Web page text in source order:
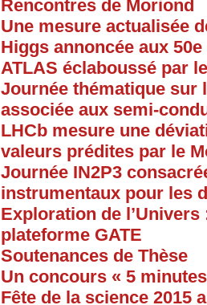
Rencontres de Moriond
Une mesure actualisée
Higgs annoncée aux
ATLAS éclaboussé par
Journée thématique sur
associée aux semi-
LHCb mesure une
valeurs prédites par le
Journée IN2P3
instrumentaux pour les
Exploration de
plateforme GATE
Soutenances de Thèse
Un concours « 5
Fête de la science 2015